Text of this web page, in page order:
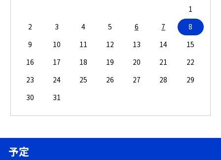
1
2
3 4 5 6 7
8
9
10 11 12 13 14
15
16
17 18 19 20 21
22
23
24 25 26 27 28
29
30
31
予定